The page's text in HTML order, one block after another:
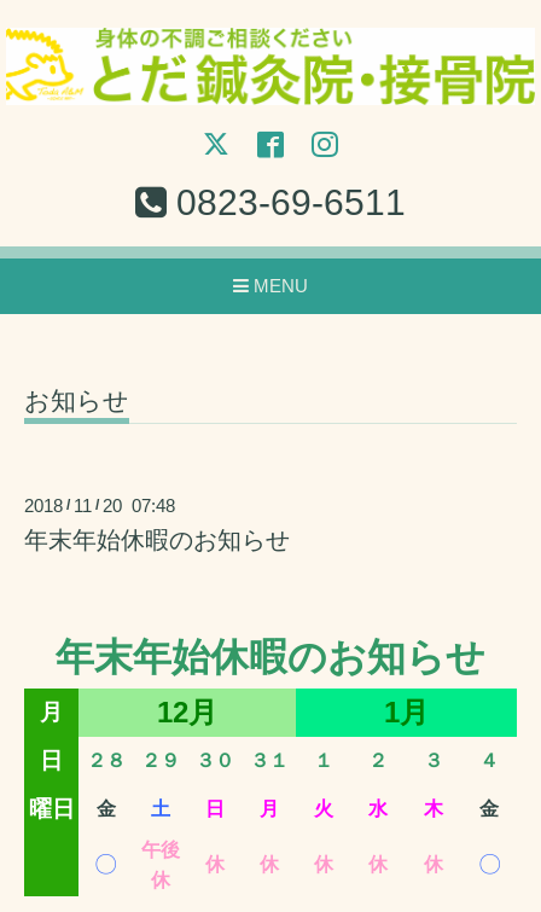
0823-69-6511
MENU
お知らせ
2018 / 11 / 20 07:48
年末年始休暇のお知らせ
年末年始休暇のお知らせ
月 12月 1月
日 ２８ ２９ ３０ ３１ １ ２ ３ ４
曜日 金 土 日 月 火 水 木 金
〇
午後
休
休 休 休 休 休 〇